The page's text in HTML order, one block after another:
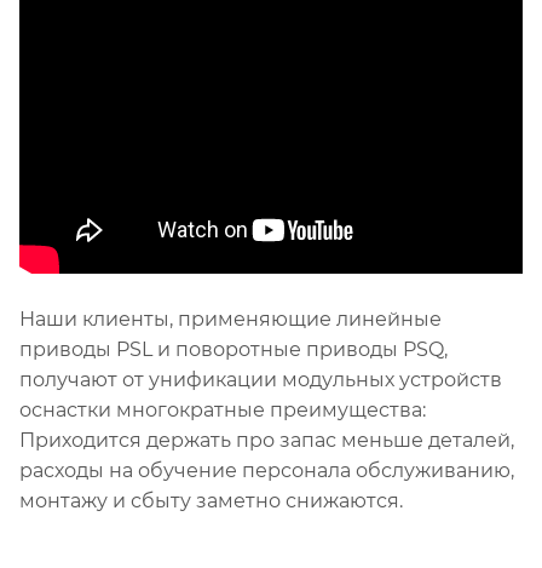
Наши клиенты, применяющие линейные
приводы PSL и поворотные приводы PSQ,
получают от унификации модульных устройств
оснастки многократные преимущества:
Приходится держать про запас меньше деталей,
расходы на обучение персонала обслуживанию,
монтажу и сбыту заметно снижаются.